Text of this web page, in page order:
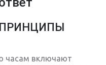
часам включают